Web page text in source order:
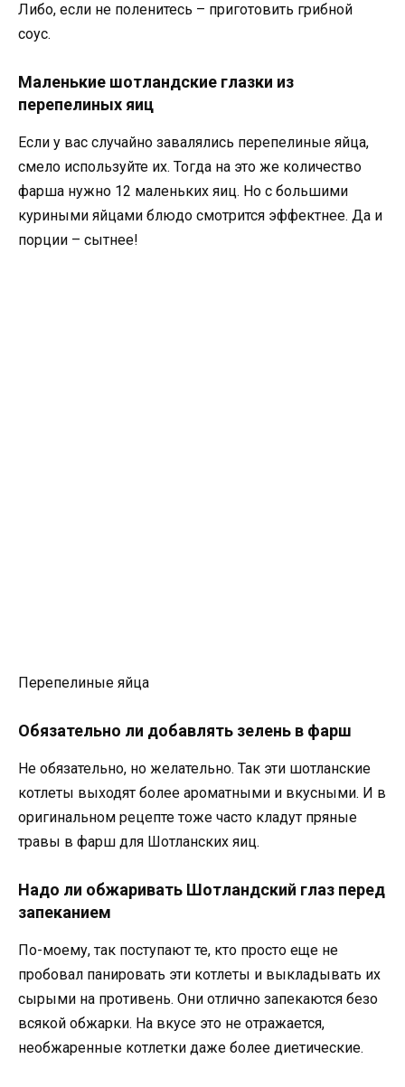
Либо, если не поленитесь – приготовить грибной
соус.
Маленькие шотландские глазки из
перепелиных яиц
Если у вас случайно завалялись перепелиные яйца,
смело используйте их. Тогда на это же количество
фарша нужно 12 маленьких яиц. Но с большими
куриными яйцами блюдо смотрится эффектнее. Да и
порции – сытнее!
Перепелиные яйца
Обязательно ли добавлять зелень в фарш
Не обязательно, но желательно. Так эти шотланские
котлеты выходят более ароматными и вкусными. И в
оригинальном рецепте тоже часто кладут пряные
травы в фарш для Шотланских яиц.
Надо ли обжаривать Шотландский глаз перед
запеканием
По-моему, так поступают те, кто просто еще не
пробовал панировать эти котлеты и выкладывать их
сырыми на противень. Они отлично запекаются безо
всякой обжарки. На вкусе это не отражается,
необжаренные котлетки даже более диетические.